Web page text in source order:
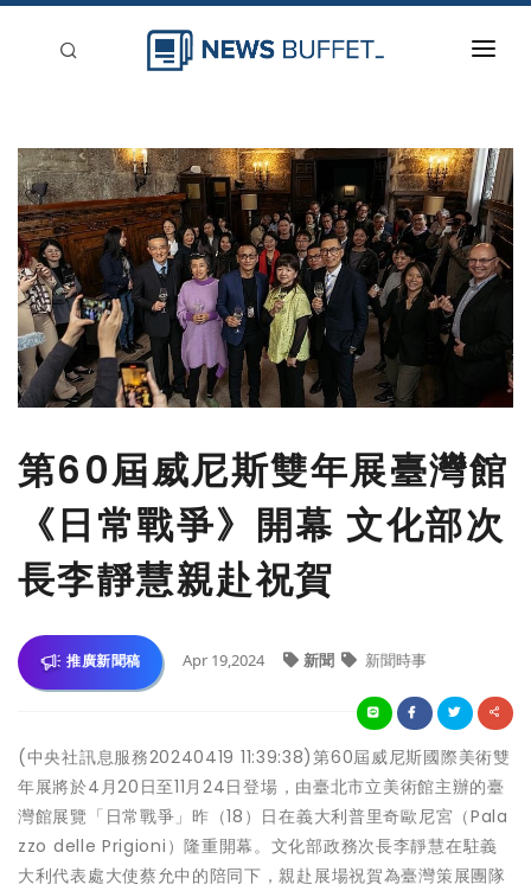
新聞稿分類
登入
刊登
第60屆威尼斯雙年展臺灣館
《日常戰爭》開幕 文化部次
長李靜慧親赴祝賀
推廣新聞稿 Apr 19,2024 新聞 新聞時事
(中央社訊息服務20240419 11:39:38)第60屆威尼斯國際美術雙
年展將於4月20日至11月24日登場，由臺北市立美術館主辦的臺
灣館展覽「日常戰爭」昨（18）日在義大利普里奇歐尼宮（Pala
zzo delle Prigioni）隆重開幕。文化部政務次長李靜慧在駐義
大利代表處大使蔡允中的陪同下，親赴展場祝賀為臺灣策展團隊